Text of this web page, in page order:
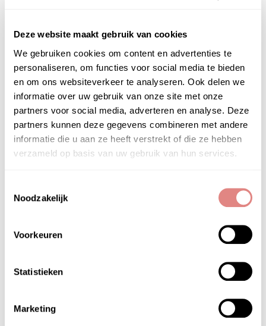
Deze website maakt gebruik van cookies
We gebruiken cookies om content en advertenties te
personaliseren, om functies voor social media te bieden
en om ons websiteverkeer te analyseren. Ook delen we
informatie over uw gebruik van onze site met onze
partners voor social media, adverteren en analyse. Deze
partners kunnen deze gegevens combineren met andere
informatie die u aan ze heeft verstrekt of die ze hebben
verzameld op basis van uw gebruik van hun services.
Noodzakelijk
Voorkeuren
Statistieken
Marketing
How to use Labareau The BB Filter
Reinig je huid en bereid je huid voor met je
favoriete dagcrème.
Breng een kleine hoeveelheid aan met
vingertoppen of een penseel. Blend vanuit
het midden van het gezicht naar buiten en
vervaag richting hals, om een glowy zacht
tot medium dekkend effect te krijgen.
en klaar!
HOOFD­INGREDIËNTEN
• cucurbita pepo (pumpkin seed) extract – calms
the skin, regulates sebum and supports a clear
• sodium hyaluronate – intensive, long-lasting